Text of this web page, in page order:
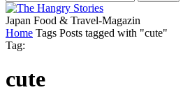
Japan Food & Travel-Magazin
Home Tags Posts tagged with "cute"
Tag:
cute